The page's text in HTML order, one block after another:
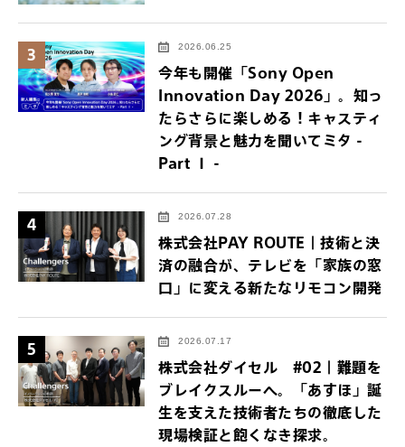
3 2026.06.25
今年も開催「Sony Open
Innovation Day 2026」。知っ
たらさらに楽しめる！キャスティ
ング背景と魅力を聞いてミタ -
Part Ⅰ -
4 2026.07.28
株式会社PAY ROUTE｜技術と決
済の融合が、テレビを「家族の窓
口」に変える新たなリモコン開発
5 2026.07.17
株式会社ダイセル #02｜難題を
ブレイクスルーへ。「あすほ」誕
生を支えた技術者たちの徹底した
現場検証と飽くなき探求。